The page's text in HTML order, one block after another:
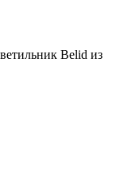
Belid из